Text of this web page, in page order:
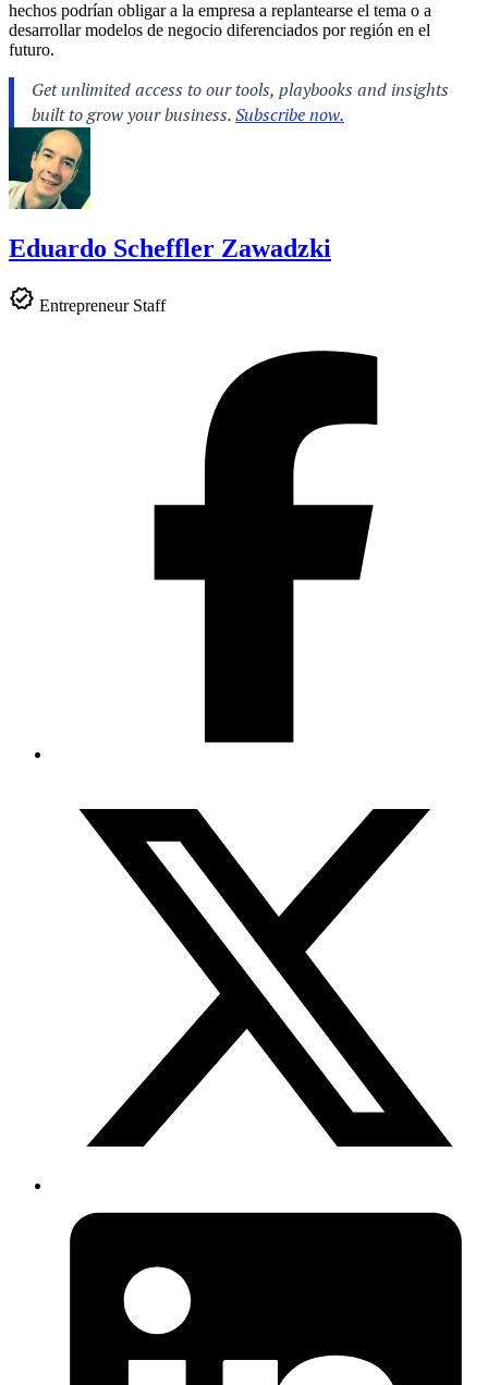
hechos podrían obligar a la empresa a replantearse el tema o a
desarrollar modelos de negocio diferenciados por región en el
futuro.
Eduardo Scheffler Zawadzki
Entrepreneur Staff